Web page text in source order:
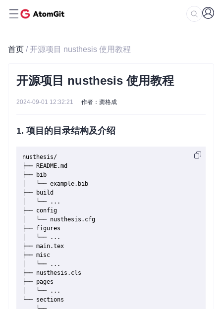
首页 / 开源项目 nusthesis 使用教程
开源项目 nusthesis 使用教程
2024-09-01 12:32:21 作者：龚格成
1. 项目的目录结构及介绍
nusthesis/
├── README.md
├── bib
│   └── example.bib
├── build
│   └── ...
├── config
│   └── nusthesis.cfg
├── figures
│   └── ...
├── main.tex
├── misc
│   └── ...
├── nusthesis.cls
├── pages
│   └── ...
└── sections